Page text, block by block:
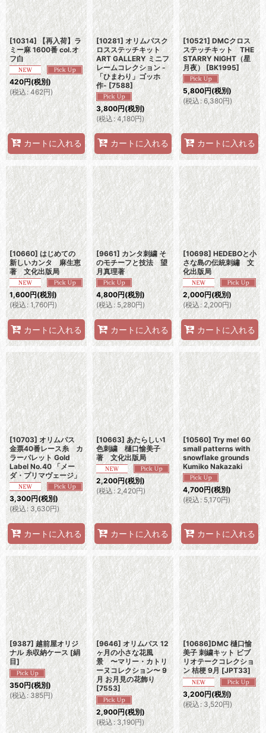
[10314] 【再入荷】ラ
ミー麻 1600番 col.オ
フ白
420円(税別)
(税込 : 462円)
カートに入れる
[10281] オリムパスク
ロスステッチキット
ART GALLERY ミニフ
レームコレクション -
「ひまわり」ゴッホ
作- [7588]
3,800円(税別)
(税込: 4,180円)
カートに入れる
[10521] DMCクロス
ステッチキット THE
STARRY NIGHT（星
月夜） [BK1995]
5,800円(税別)
(税込: 6,380円)
カートに入れる
[10660] はじめての
新しいカンタ 麻生恵
著 文化出版局
1,600円(税別)
(税込 : 1,760円)
カートに入れる
[9661] カンタ刺繍 そ
のモチーフと技法 望
月真理著
4,800円(税別)
(税込 : 5,280円)
カートに入れる
[10698] HEDEBOと小
さな島の伝統刺繡 文
化出版局
2,000円(税別)
(税込 : 2,200円)
カートに入れる
[10703] オリムパス
金票40番レース糸 カ
ラーパレット Gold
Label No.40 「メー
ダ・プリマヴェージ」
3,300円(税別)
(税込: 3,630円)
カートに入れる
[10663] あたらしい1
色刺繍 樋口愉美子
著 文化出版局
2,200円(税別)
(税込: 2,420円)
カートに入れる
[10560] Try me! 60
small patterns with
snowflake grounds
Kumiko Nakazaki
4,700円(税別)
(税込: 5,170円)
カートに入れる
[9387] 越前屋オリジ
ナル 糸収納ケース [絹
目]
350円(税別)
(税込: 385円)
[9646] オリムパス 12
ヶ月の小さな花風
景 〜マリー・カトリ
ーヌコレクション〜 9
月 お月見の花飾り
[7553]
2,900円(税別)
(税込 : 3,190円)
[10686]DMC 樋口愉
美子 刺繍キット ビブ
リオテークコレクショ
ン 桔梗 9月 [JPT33]
3,200円(税別)
(税込: 3,520円)